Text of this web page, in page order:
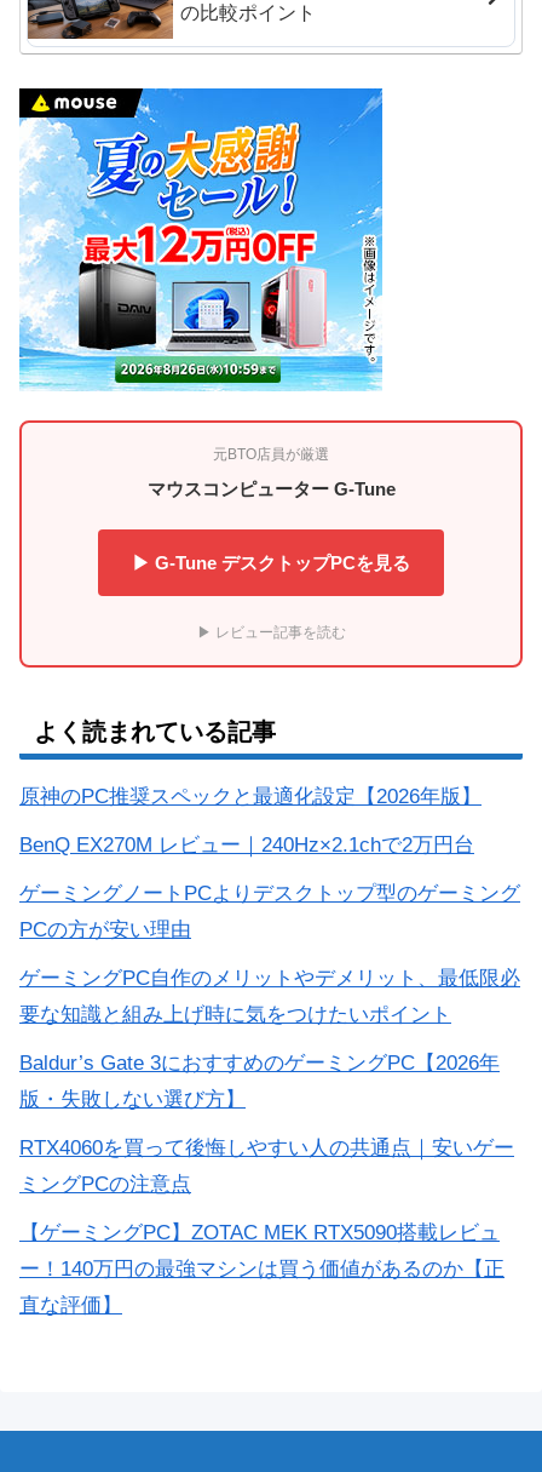
の比較ポイント
元BTO店員が厳選
マウスコンピューター G-Tune
▶ G-Tune デスクトップPCを見る
▶ レビュー記事を読む
よく読まれている記事
原神のPC推奨スペックと最適化設定【2026年版】
BenQ EX270M レビュー｜240Hz×2.1chで2万円台
ゲーミングノートPCよりデスクトップ型のゲーミング
PCの方が安い理由
ゲーミングPC自作のメリットやデメリット、最低限必
要な知識と組み上げ時に気をつけたいポイント
Baldur’s Gate 3におすすめのゲーミングPC【2026年
版・失敗しない選び方】
RTX4060を買って後悔しやすい人の共通点｜安いゲー
ミングPCの注意点
【ゲーミングPC】ZOTAC MEK RTX5090搭載レビュ
ー！140万円の最強マシンは買う価値があるのか【正
直な評価】